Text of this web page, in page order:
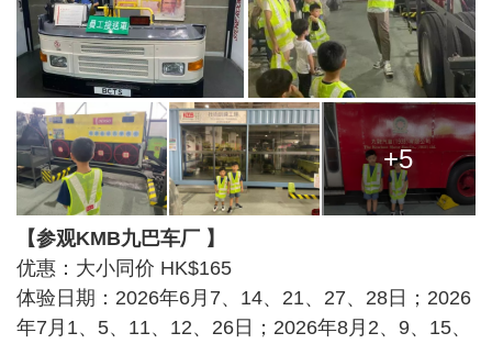
+5
【参观KMB九巴车厂 】
优惠：大小同价 HK$165
体验日期：2026年6月7、14、21、27、28日；2026
年7月1、5、11、12、26日；2026年8月2、9、15、